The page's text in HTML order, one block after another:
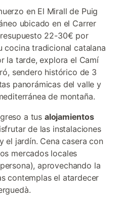
en El Mirall de Puig
ubicado en el Carrer
22-30€ por
cocina tradicional catalana
la tarde, explora el Camí
sendero histórico de 3
panorámicas del valle y
de montaña.
a tus alojamientos
de las instalaciones
el jardín. Cena casera con
mercados locales
aprovechando la
contemplas el atardecer